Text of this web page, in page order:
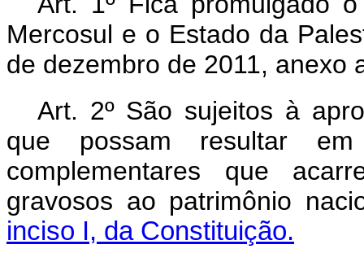
Mercosul e o Estado da
de dezembro de 2011, anexo
Art. 2º São sujeitos à
que possam resultar
complementares que
gravosos ao patrimônio
inciso I, da Constituição.